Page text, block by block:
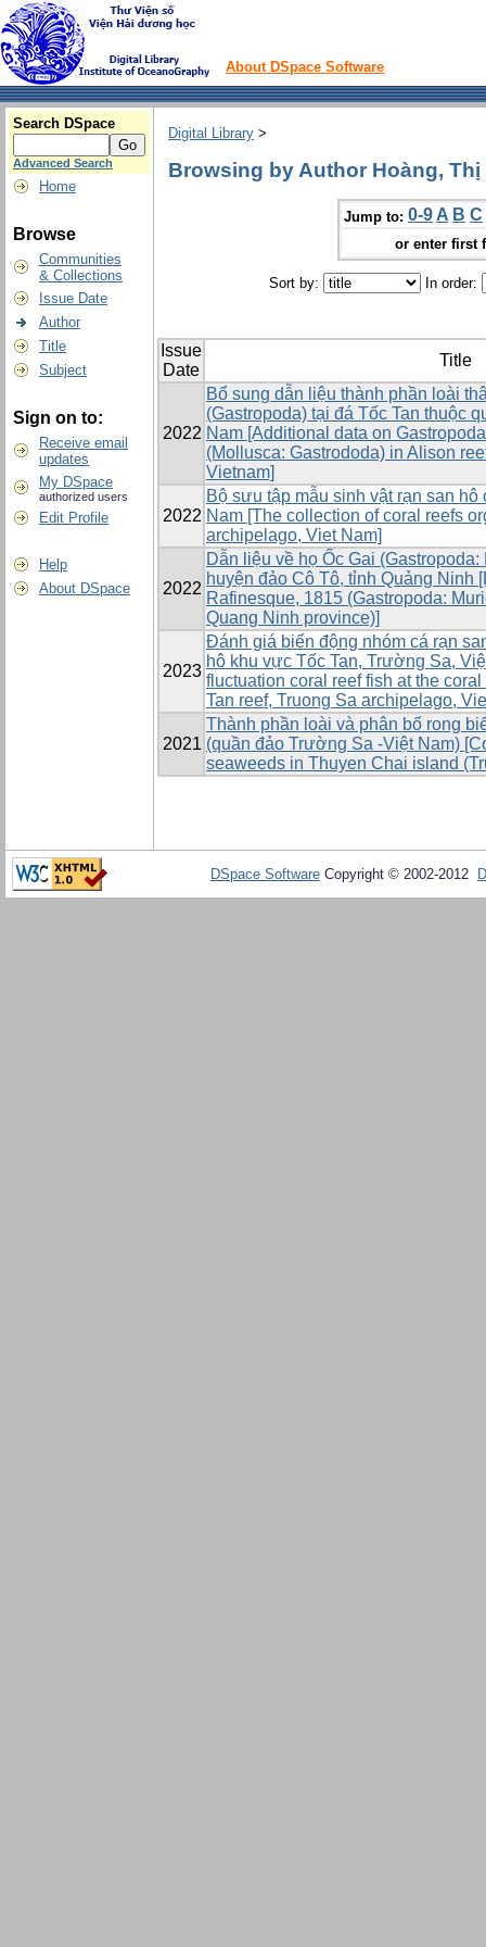
About DSpace Software
Search DSpace
Advanced Search
Home
Browse
Communities
& Collections
Issue Date
Author
Title
Subject
Sign on to:
Receive email
updates
My DSpace
authorized users
Edit Profile
Help
About DSpace
Digital Library >
Browsing by Author Hoàng,
Jump to: 0-9 A B C
or enter first
Sort by: In order:
Issue
Date
Title
2022
Bổ sung dẫn liệu thành phần loài
(Gastropoda) tại đá Tốc Tan thuộc
Nam [Additional data on
(Mollusca: Gastrododa) in Alison
Vietnam]
2022
Bộ sưu tập mẫu sinh vật rạn san
Nam [The collection of coral reefs
archipelago, Viet Nam]
2022
Dẫn liệu về họ Ốc Gai
huyện đảo Cô Tô, tỉnh Quảng Ninh
Rafinesque, 1815 (Gastropoda:
Quang Ninh province)]
2023
Đánh giá biến động nhóm cá rạn
hô khu vực Tốc Tan, Trường Sa,
fluctuation coral reef fish at the
Tan reef, Truong Sa archipelago,
2021
Thành phần loài và phân bố rong
(quần đảo Trường Sa -Việt Nam)
seaweeds in Thuyen Chai island
DSpace Software Copyright © 2002-2012